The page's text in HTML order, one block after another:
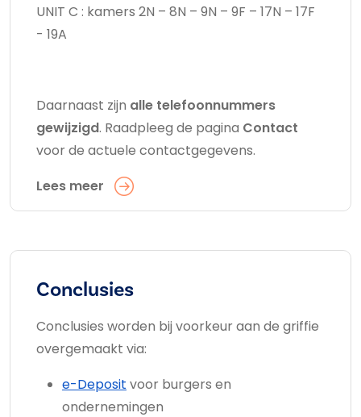
UNIT C : kamers 2N – 8N – 9N – 9F – 17N – 17F
- 19A
Daarnaast zijn alle telefoonnummers
gewijzigd. Raadpleeg de pagina Contact
voor de actuele contactgegevens.
Lees meer
Conclusies
Conclusies worden bij voorkeur aan de griffie
overgemaakt via:
e-Deposit voor burgers en
ondernemingen